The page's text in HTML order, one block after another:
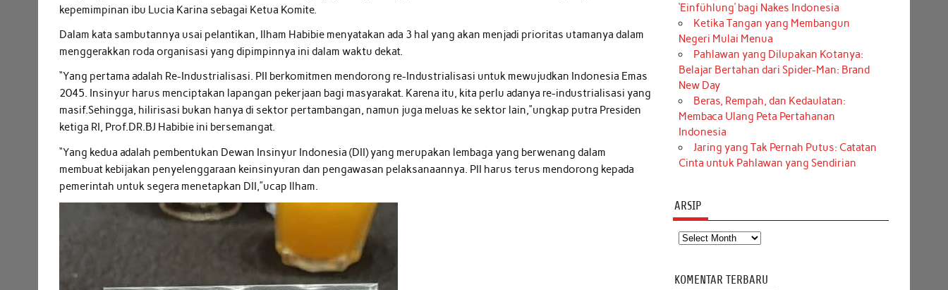
kepemimpinan ibu Lucia Karina sebagai Ketua Komite.
Dalam kata sambutannya usai pelantikan, Ilham Habibie menyatakan ada 3 hal yang akan menjadi prioritas utamanya dalam
menggerakkan roda organisasi yang dipimpinnya ini dalam waktu dekat.
“Yang pertama adalah Re-Industrialisasi. PII berkomitmen mendorong re-Industrialisasi untuk mewujudkan Indonesia Emas
2045. Insinyur harus menciptakan lapangan pekerjaan bagi masyarakat. Karena itu, kita perlu adanya re-industrialisasi yang
masif.Sehingga, hilirisasi bukan hanya di sektor pertambangan, namun juga meluas ke sektor lain,”ungkap putra Presiden
ketiga RI, Prof.DR.BJ Habibie ini bersemangat.
“Yang kedua adalah pembentukan Dewan Insinyur Indonesia (DII) yang merupakan lembaga yang berwenang dalam
membuat kebijakan penyelenggaraan keinsinyuran dan pengawasan pelaksanaannya. PII harus terus mendorong kepada
pemerintah untuk segera menetapkan DII,”ucap Ilham.
‘Einfühlung’ bagi Nakes Indonesia
Ketika Tangan yang Membangun
Negeri Mulai Menua
Pahlawan yang Dilupakan Kotanya:
Belajar Bertahan dari Spider-Man: Brand
New Day
Beras, Rempah, dan Kedaulatan:
Membaca Ulang Peta Pertahanan
Indonesia
Jaring yang Tak Pernah Putus: Catatan
Cinta untuk Pahlawan yang Sendirian
ARSIP
Arsip
KOMENTAR TERBARU